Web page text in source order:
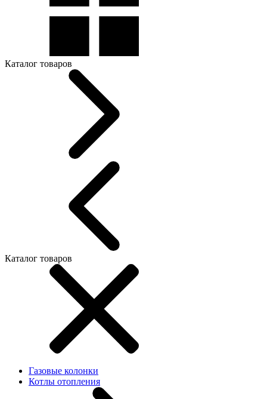
Каталог товаров
Каталог товаров
Газовые колонки
Котлы отопления